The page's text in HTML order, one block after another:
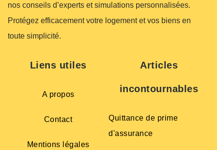
nos conseils d’experts et simulations personnalisées.
Protégez efficacement votre logement et vos biens en
toute simplicité.
Liens utiles
A propos
Contact
Mentions légales
Articles
incontournables
Quittance de prime
d'assurance